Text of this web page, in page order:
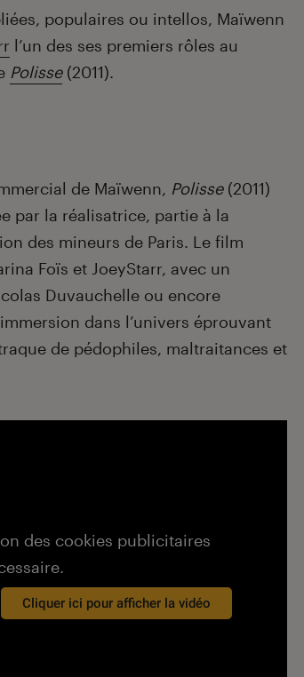
populaires ou intellos, Maïwenn
l’un des ses premiers rôles au
Polisse(2011).
de Maïwenn, Polisse(2011)
par la réalisatrice, partie à la
des mineurs de Paris. Le film
Foïs et JoeyStarr, avec un
Duvauchelle ou encore
dans l’univers éprouvant
de pédophiles, maltraitances et
des cookies publicitaires
Cliquer ici pour afficher la vidéo